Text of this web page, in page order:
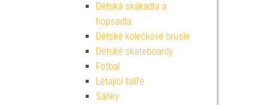
Dětská skákadla a
hopsadla
Dětské kolečkové brusle
Dětské skateboardy
Fotbal
Létající talíře
Sáňky